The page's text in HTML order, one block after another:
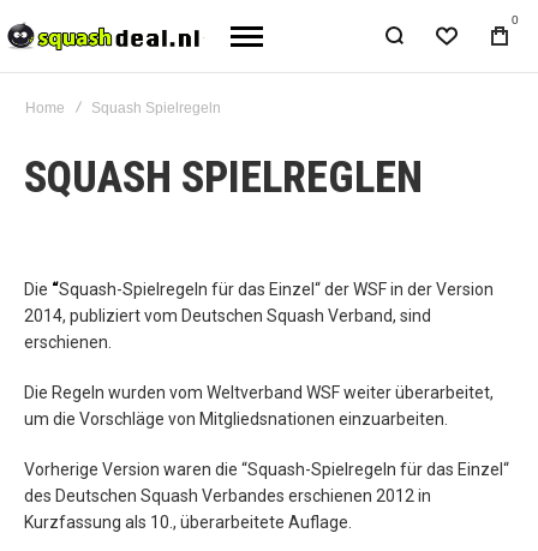
0
Home Squash Spielregeln
SQUASH SPIELREGLEN
Die “Squash-Spielregeln für das Einzel“ der WSF in der Version
2014, publiziert vom Deutschen Squash Verband, sind
erschienen.
Die Regeln wurden vom Weltverband WSF weiter überarbeitet,
um die Vorschläge von Mitgliedsnationen einzuarbeiten.
Vorherige Version waren die “Squash-Spielregeln für das Einzel“
des Deutschen Squash Verbandes erschienen 2012 in
Kurzfassung als 10., überarbeitete Auflage.